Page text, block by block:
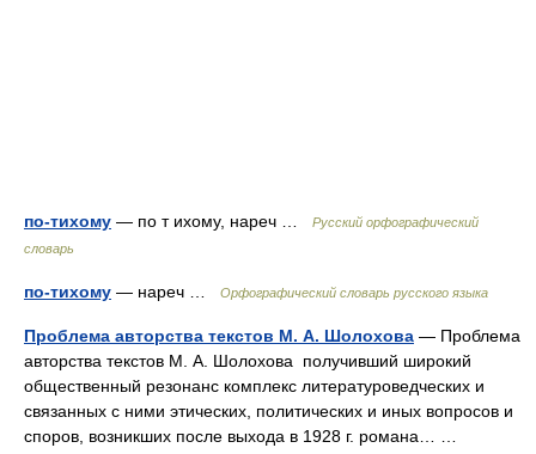
по-тихому — по т ихому, нареч …
Русский орфографический
словарь
по-тихому — нареч … Орфографический словарь русского языка
Проблема авторства текстов М. А. Шолохова — Проблема
авторства текстов М. А. Шолохова получивший широкий
общественный резонанс комплекс литературоведческих и
связанных с ними этических, политических и иных вопросов и
споров, возникших после выхода в 1928 г. романа… …